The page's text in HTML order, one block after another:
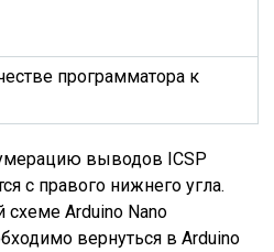
программатора к
выводов ICSP
с правого нижнего угла.
Arduino Nano
вернуться в Arduino